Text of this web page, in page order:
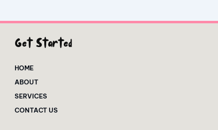
Get Started
HOME
ABOUT
SERVICES
CONTACT US